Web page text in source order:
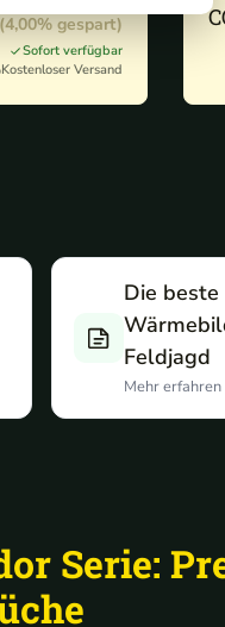
(4,00% gespart)
Sofort verfügbar
Kostenloser Versand
Die beste
Feldjagd
Mehr erfahren
Serie: